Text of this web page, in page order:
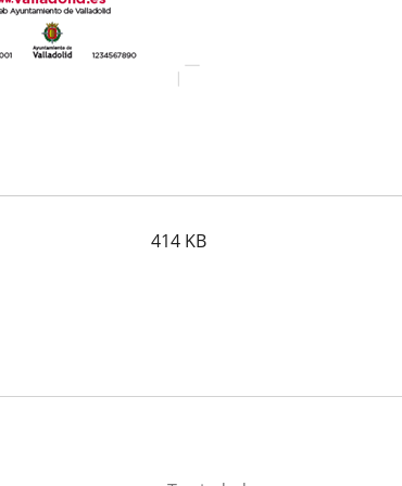
414 KB